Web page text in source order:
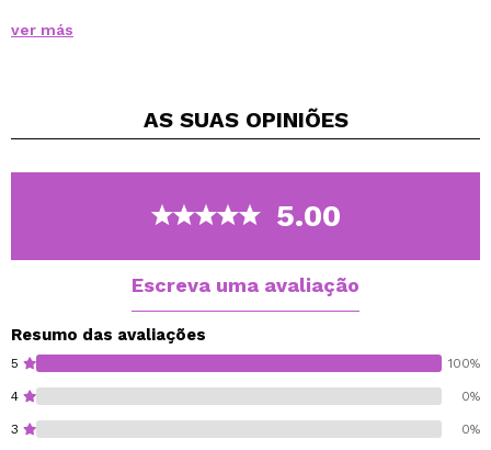
pele.
limpador, removendo impurezas, toxinas e excesso
de oleosidade, reduzindo o risco de erupções
antissépticas e calmantes, ajuda a reduzir
Manteiga de Karité – Hidrata e nutre a pele,
prevenindo o ressecamento sem obstruir os
poros.
Adequado para peles sensíveis.
ver más
AS SUAS OPINIÕES
5.00
Escreva uma avaliação
Resumo das avaliações
5 100%
4 0%
3 0%